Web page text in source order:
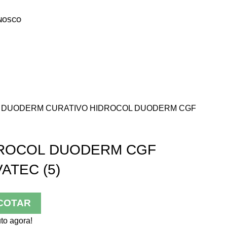
DUODERM CURATIVO HIDROCOL DUODERM CGF
DUODERM CGF
(5)
agora!